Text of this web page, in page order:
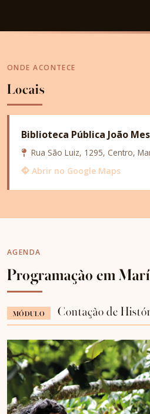
ONDE ACONTECE
Locais
Biblioteca Pública João
Rua São Luiz, 1295, Centro,
Abrir no Google Maps
AGENDA
Programação em
MÓDULO Contação de